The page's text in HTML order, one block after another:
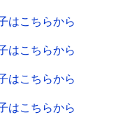
はこちらから
はこちらから
はこちらから
はこちらから